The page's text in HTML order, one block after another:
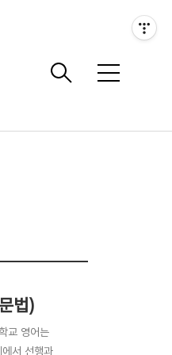
메
법)
교 영어는
서 선행과